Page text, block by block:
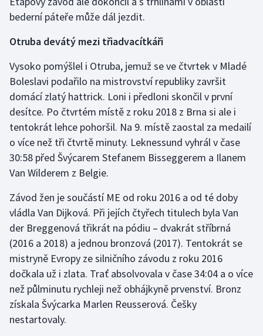
bederní páteře může dál jezdit.
Otruba devátý mezi třiadvacítkáři
Vysoko pomýšlel i Otruba, jemuž se ve čtvrtek v Mladé
Boleslavi podařilo na mistrovství republiky završit
domácí zlatý hattrick. Loni i předloni skončil v první
desítce. Po čtvrtém místě z roku 2018 z Brna si ale i
tentokrát lehce pohoršil. Na 9. místě zaostal za medailí
o více než tři čtvrtě minuty. Leknessund vyhrál v čase
30:58 před Švýcarem Stefanem Bisseggerem a Ilanem
Van Wilderem z Belgie.
Závod žen je součástí ME od roku 2016 a od té doby
vládla Van Dijková. Při jejích čtyřech titulech byla Van
der Breggenová třikrát na pódiu – dvakrát stříbrná
(2016 a 2018) a jednou bronzová (2017). Tentokrát se
mistryně Evropy ze silničního závodu z roku 2016
dočkala už i zlata. Trať absolvovala v čase 34:04 a o více
než půlminutu rychleji než obhájkyně prvenství. Bronz
získala Švýcarka Marlen Reusserová. Češky
nestartovaly.